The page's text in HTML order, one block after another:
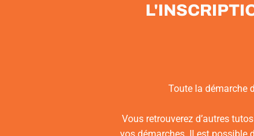
Toute la démarche
Vous retrouverez d’autres
vos démarches. Il est possible